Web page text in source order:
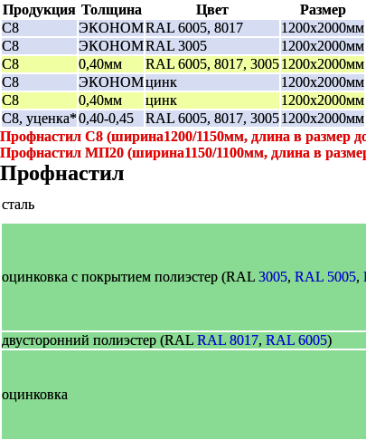
Продукция Толщина Цвет Размер
С8
ЭКОНОМRAL 6005, 8017 1200х2000мм
С8
ЭКОНОМRAL 3005 1200х2000мм
С8
0,40мм RAL 6005, 8017, 30051200х2000мм
С8
ЭКОНОМцинк 1200х2000мм
С8
0,40мм цинк 1200х2000мм
С8, уценка*0,40-0,45 RAL 6005, 8017, 30051200х2000мм
Профнастил С8 (ширина1200/1150мм, длина в размер
Профнастил МП20 (ширина1150/1100мм, длина в
Профнастил
сталь
оцинковка с покрытием полиэстер (RAL 3005, RAL 5005,
двусторонний полиэстер (RAL RAL 8017, RAL 6005)
оцинковка